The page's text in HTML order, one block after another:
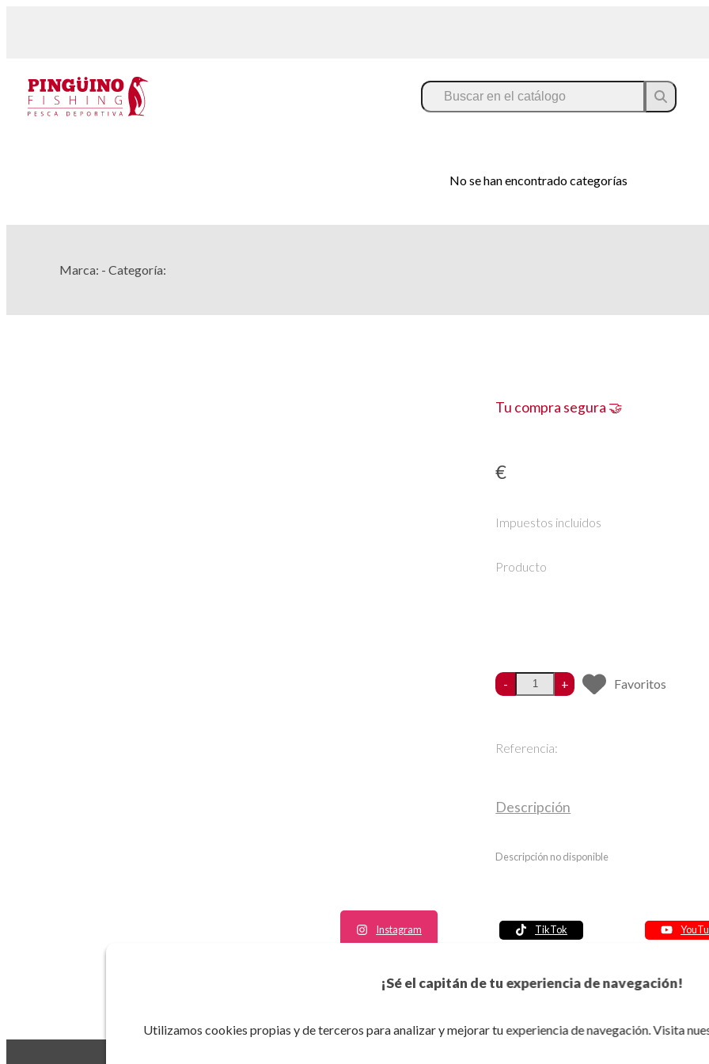
¡Sé el capitán de tu experiencia de navegación!
Utilizamos cookies propias y de terceros para analizar y mejorar tu experiencia de navegación. Visita
No se han encontrado categorías
Marca: - Categoría:
Tu compra segura 🤝
€
Impuestos incluidos
Producto
- + Favoritos
Referencia:
Descripción
Descripción no disponible
Instagram TikTok
Política de seguridad